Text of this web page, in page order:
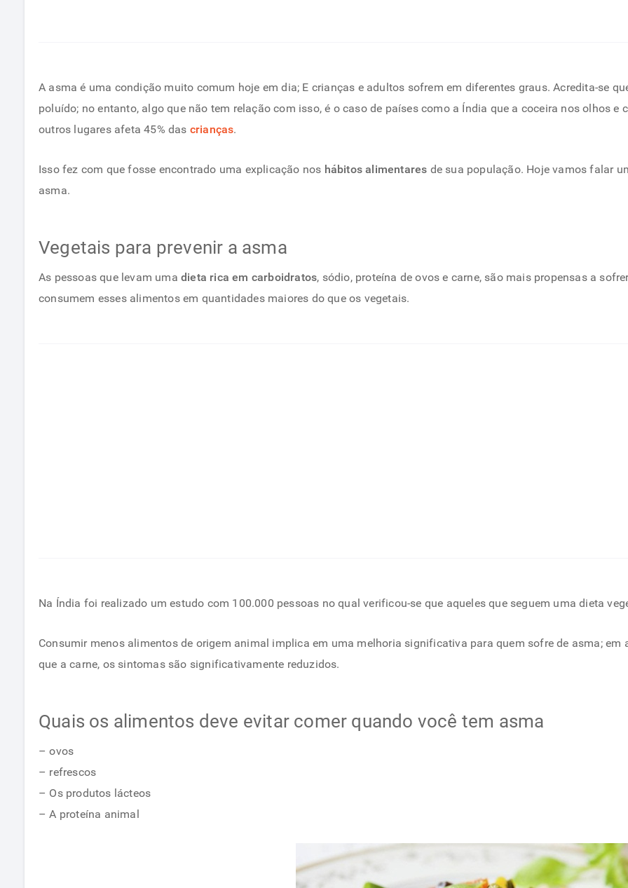
A asma é uma condição muito comum hoje em dia; E crianças e adultos sofrem em diferentes graus. Acredita-se
poluído; no entanto, algo que não tem relação com isso, é o caso de países como a Índia que a coceira nos olhos e
outros lugares afeta 45% das crianças.
Isso fez com que fosse encontrado uma explicação nos hábitos alimentares de sua população. Hoje vamos falar
asma.
Vegetais para prevenir a asma
As pessoas que levam uma dieta rica em carboidratos, sódio, proteína de ovos e carne, são mais propensas a
consumem esses alimentos em quantidades maiores do que os vegetais.
Na Índia foi realizado um estudo com 100.000 pessoas no qual verificou-se que aqueles que seguem uma dieta
Consumir menos alimentos de origem animal implica em uma melhoria significativa para quem sofre de asma;
que a carne, os sintomas são significativamente reduzidos.
Quais os alimentos deve evitar comer quando você tem asma
– ovos
– refrescos
– Os produtos lácteos
– A proteína animal